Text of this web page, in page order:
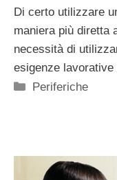
Di certo utilizzare
maniera più diretta
necessità di
esigenze
Categorie
Periferiche